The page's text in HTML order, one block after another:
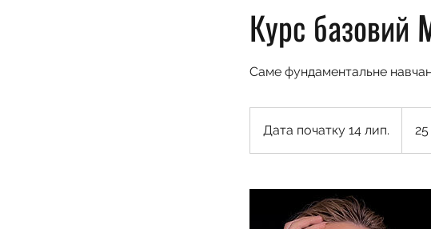
Курс
Саме фундаментальне
Дата початку 14 лип.
а
а
гривень